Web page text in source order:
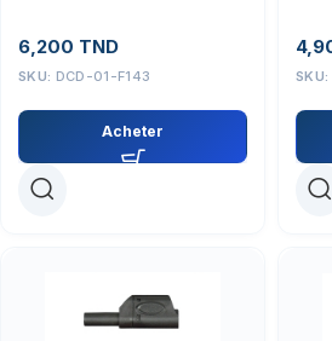
6,200 TND
SKU: DCD-01-F143
Acheter
SKU: